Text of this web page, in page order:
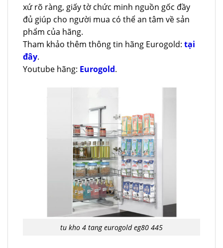
xứ rõ ràng, giấy tờ chức minh nguồn gốc đầy
đủ giúp cho người mua có thể an tâm về sản
phẩm của hãng.
Tham khảo thêm thông tin hãng Eurogold: tại
đây.
Youtube hãng: Eurogold.
tu kho 4 tang eurogold eg80 445